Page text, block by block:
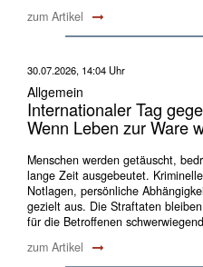
zum Artikel
30.07.2026, 14:04 Uhr
Allgemein
Internationaler Tag
Wenn Leben zur Ware
Menschen werden getäuscht,
lange Zeit ausgebeutet.
Notlagen, persönliche
gezielt aus. Die Straftaten
für die Betroffenen
zum Artikel